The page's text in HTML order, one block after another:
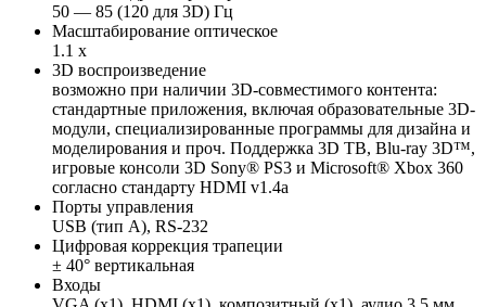
50 — 85 (120 для 3D) Гц
Масштабирование оптическое
1.1 x
3D воспроизведение
возможно при наличии 3D-совместимого контента:
стандартные приложения, включая образовательные 3D-
модули, специализированные программы для дизайна и
моделирования и проч. Поддержка 3D ТВ, Blu-ray 3D™,
игровые консоли 3D Sony® PS3 и Microsoft® Xbox 360
согласно стандарту HDMI v1.4a
Порты управления
USB (тип A), RS-232
Цифровая коррекция трапеции
± 40° вертикальная
Входы